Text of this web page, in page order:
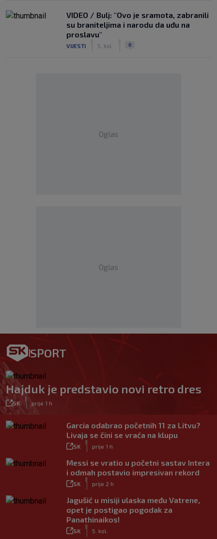
VIDEO / Bulj: "Ovo je sramota, zabranili
su braniteljima i narodu da uđu na
proslavu"
VIJESTI 5. kol. 6
Oglas
Oglas
SPORT
Hajduk je predstavio novi retro dres
SK prije 1 h
Garcia odabrao početnih 11 za Litvu?
Livaja se čini se vraća na klupu
SK prije 1 h
Messi se vratio u početni sastav Intera
i odmah postavio impresivan rekord
SK prije 2 h
Jagušić u misiji ulaska među Vatrene,
opet je postigao pogodak za
Panathinaikos!
SK 5. kol.